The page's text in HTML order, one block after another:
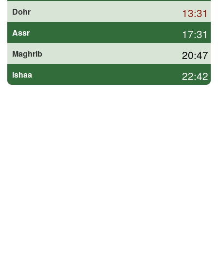
Dohr 13:31
Assr 17:31
Maghrib 20:47
Ishaa 22:42